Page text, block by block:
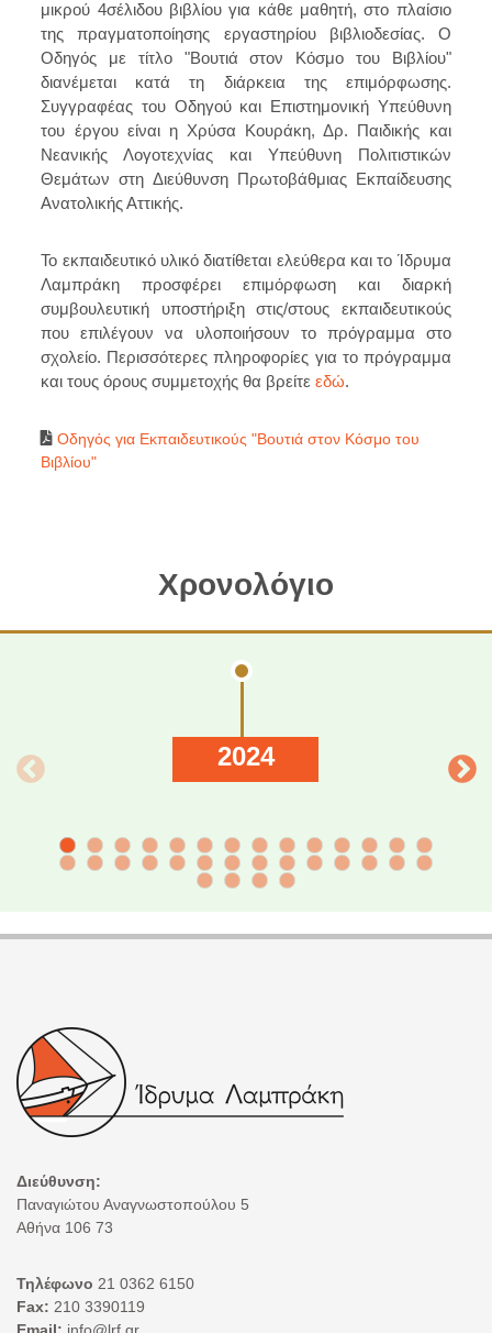
μικρού 4σέλιδου βιβλίου για κάθε μαθητή, στο πλαίσιο
της πραγματοποίησης εργαστηρίου βιβλιοδεσίας. Ο
Οδηγός με τίτλο "Βουτιά στον Κόσμο του Βιβλίου"
διανέμεται κατά τη διάρκεια της επιμόρφωσης.
Συγγραφέας του Οδηγού και Επιστημονική Υπεύθυνη
του έργου είναι η Χρύσα Κουράκη, Δρ. Παιδικής και
Νεανικής Λογοτεχνίας και Υπεύθυνη Πολιτιστικών
Θεμάτων στη Διεύθυνση Πρωτοβάθμιας Εκπαίδευσης
Ανατολικής Αττικής.
Το εκπαιδευτικό υλικό διατίθεται ελεύθερα και το Ίδρυμα
Λαμπράκη προσφέρει επιμόρφωση και διαρκή
συμβουλευτική υποστήριξη στις/στους εκπαιδευτικούς
που επιλέγουν να υλοποιήσουν το πρόγραμμα στο
σχολείο. Περισσότερες πληροφορίες για το πρόγραμμα
και τους όρους συμμετοχής θα βρείτεεδώ.
Οδηγός για Εκπαιδευτικούς "Βουτιά στον Κόσμο του
Βιβλίου"
Χρονολόγιο
2024
Διεύθυνση:
Παναγιώτου Αναγνωστοπούλου 5
Αθήνα 106 73
Τηλέφωνο 21 0362 6150
Fax: 210 3390119
Email: info@lrf.gr